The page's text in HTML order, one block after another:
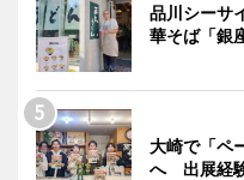
品川シーサ
華そば「銀
大崎で「ペ
へ 出展経